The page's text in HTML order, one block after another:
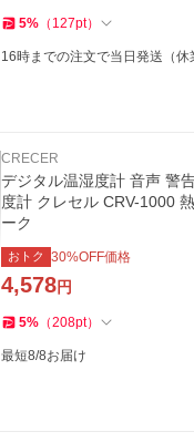
5% （ 127pt）
16時までの注文で当日発送（休
CRECER
デジタル温湿度計 音声 警
度計 クレセル CRV-1000
ーク
おトク 30%OFF価格
4,578円
5% （208pt）
最短8/8お届け